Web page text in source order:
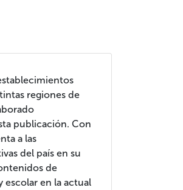
regiones de
publicación. Con
a las
del país en su
de
escolar en la actual